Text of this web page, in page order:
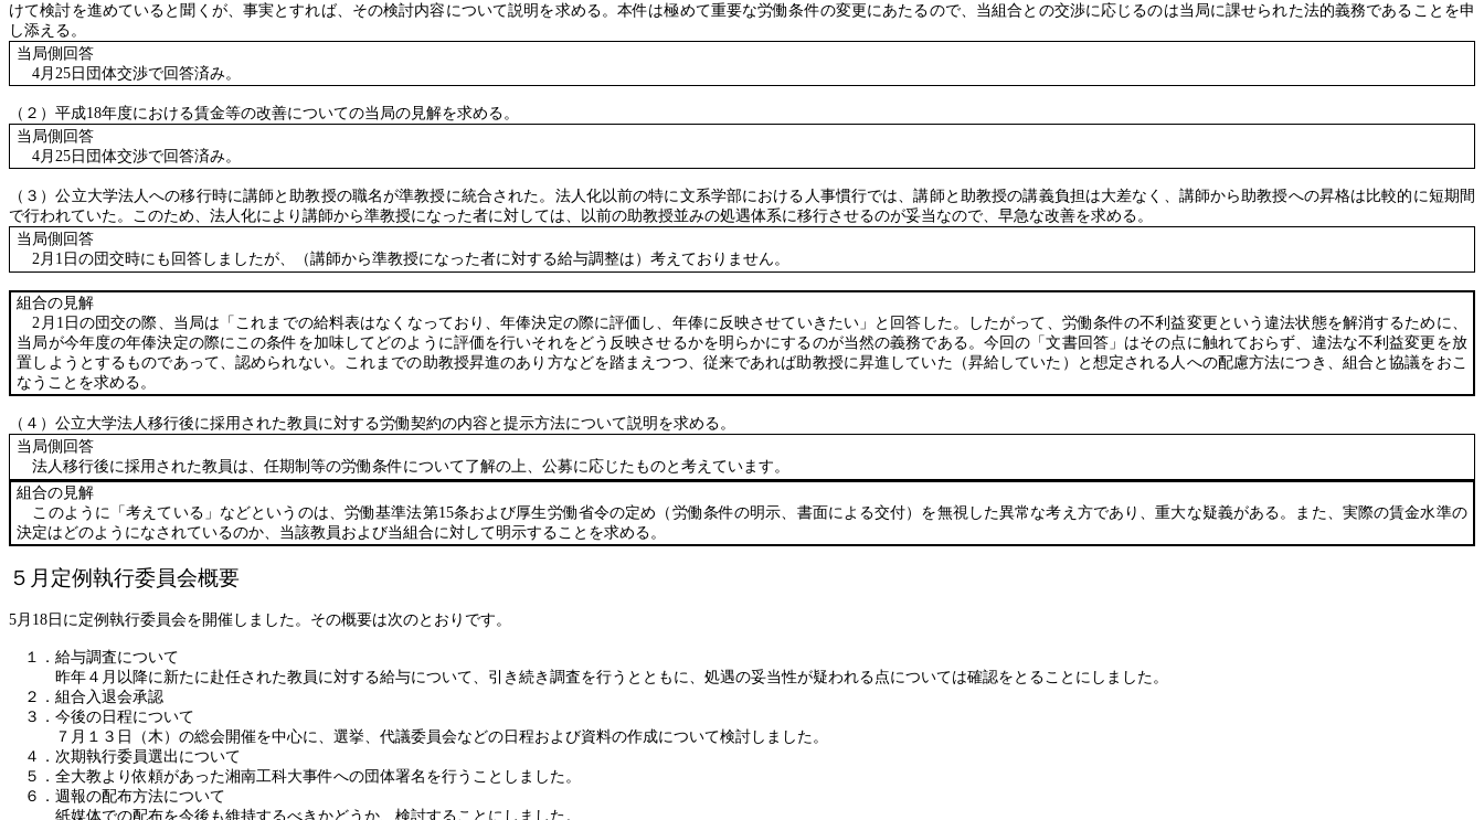
けて検討を進めていると聞くが、事実とすれば、その検討内容について説明を求める。本件は極めて重要な労働条件の変更にあたるので、当組合との交渉に応じるのは当局に課せられた法的義務であることを申
し添える。
当局側回答
4月 25日団体交渉で回答済み。
（２）平成18年度における賃金等の改善についての当局の見解を求める。
当局側回答
4月 25日団体交渉で回答済み。
（３）公立大学法人への移行時に講師と助教授の職名が準教授に統合された。法人化以前の特に文系学部における人事慣行では、講師と助教授の講義負担は大差なく、講師から助教授への昇格は比較的に短期間
で行われていた。このため、法人化により講師から準教授になった者に対しては、以前の助教授並みの処遇体系に移行させるのが妥当なので、早急な改善を求める。
当局側回答
2月 1 日の団交時にも回答しましたが、（講師から準教授になった者に対する給与調整は）考えておりません。
組合の見解
2 月 1 日の団交の際、当局は「これまでの給料表はなくなっており、年俸決定の際に評価し、年俸に反映させていきたい」と回答した。したがって、労働条件の不利益変更という違法状態を解消するために、
当局が今年度の年俸決定の際にこの条件を加味してどのように評価を行いそれをどう反映させるかを明らかにするのが当然の義務である。今回の「文書回答」はその点に触れておらず、違法な不利益変更を放
置しようとするものであって、認められない。これまでの助教授昇進のあり方などを踏まえつつ、従来であれば助教授に昇進していた（昇給していた）と想定される人への配慮方法につき、組合と協議をおこ
なうことを求める。
（４）公立大学法人移行後に採用された教員に対する労働契約の内容と提示方法について説明を求める。
当局側回答
法人移行後に採用された教員は、任期制等の労働条件について了解の上、公募に応じたものと考えています。
組合の見解
このように「考えている」などというのは、労働基準法第15条および厚生労働省令の定め（労働条件の明示、書面による交付）を無視した異常な考え方であり、重大な疑義がある。また、実際の賃金水準の
決定はどのようになされているのか、当該教員および当組合に対して明示することを求める。
５月定例執行委員会概要
5月 18 日に定例執行委員会を開催しました。その概要は次のとおりです。
１．給与調査について
昨年４月以降に新たに赴任された教員に対する給与について、引き続き調査を行うとともに、処遇の妥当性が疑われる点については確認をとることにしました。
２．組合入退会承認
３．今後の日程について
７月１３日（木）の総会開催を中心に、選挙、代議委員会などの日程および資料の作成について検討しました。
４．次期執行委員選出について
５．全大教より依頼があった湘南工科大事件への団体署名を行うことしました。
６．週報の配布方法について
紙媒体での配布を今後も維持するべきかどうか、検討することにしました。